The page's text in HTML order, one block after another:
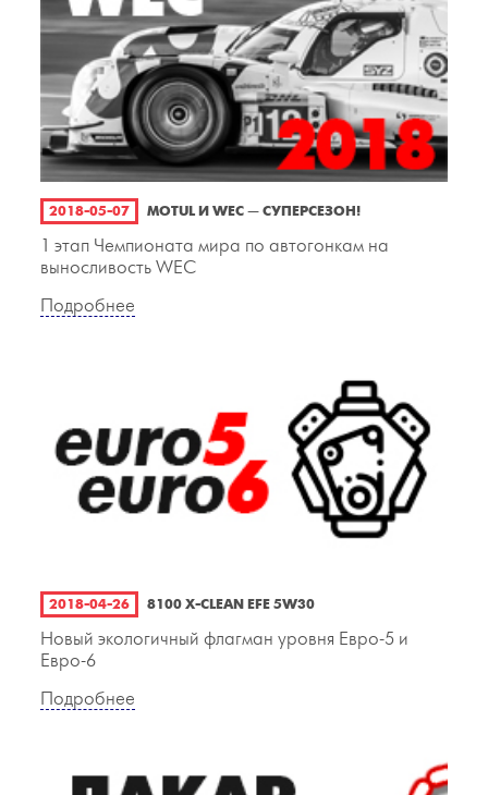
2018-05-07 MOTUL И WEC — СУПЕРСЕЗОН!
1 этап Чемпионата мира по автогонкам на
выносливость WEC
Подробнее
2018-04-26 8100 X-CLEAN EFE 5W30
Новый экологичный флагман уровня Евро-5 и
Евро-6
Подробнее